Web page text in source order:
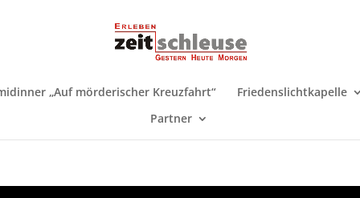
„Auf mörderischer Kreuzfahrt“ Friedenslichtkapelle
Partner